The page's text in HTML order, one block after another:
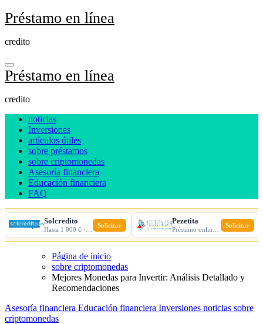
Ir
al
Préstamo en línea
credito
Préstamo en línea
credito
noticias
Inversiones
artículos útiles
sobre préstamos
sobre criptomonedas
Asesoría financiera
Educación financiera
FAQ
Solcredito Solicitar Pezetita Solicitar
Página de inicio
sobre criptomonedas
Mejores Monedas para Invertir: Análisis Detallado y
Recomendaciones
Asesoría financiera Educación financiera Inversiones noticias sobre
criptomonedas